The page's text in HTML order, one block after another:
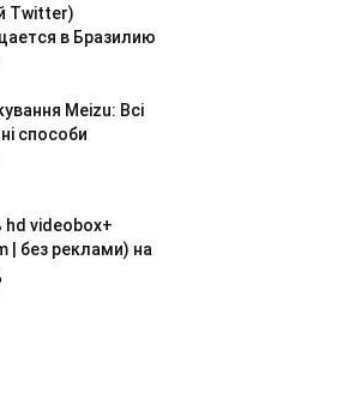
Twitter)
в Бразилию
Meizu: Всі
способи
hd videobox+
| без реклами) на